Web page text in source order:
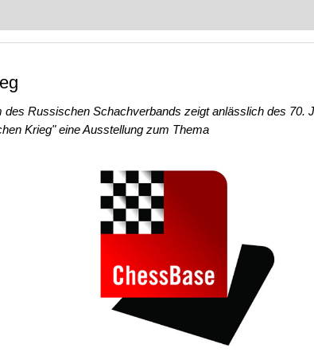
machen oder bereits auf Turnierniveau spielen: Mit
Russischen Schachverbands zeigt anlässlich des 70.
Krieg" eine Ausstellung zum Thema